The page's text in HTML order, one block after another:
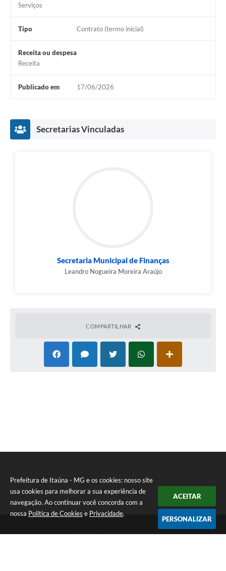
Prefeitura de Itaúna - MG e os cookies: nosso site
usa cookies para melhorar a sua experiência de
navegação. Ao continuar você concorda com a
nossa Política de Cookies e Privacidade.
ACEITAR
PERSONALIZAR
Serviços
Tipo Contrato (termo inicial)
Receita ou despesa
Receita
Publicado em 17/06/2026
Secretarias Vinculadas
Secretaria Municipal de Finanças
Leandro Nogueira Moreira Araújo
COMPARTILHAR
Telefone: (37) 3249-9500